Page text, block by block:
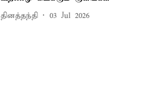
தினத்தந்தி 03 Jul 2026